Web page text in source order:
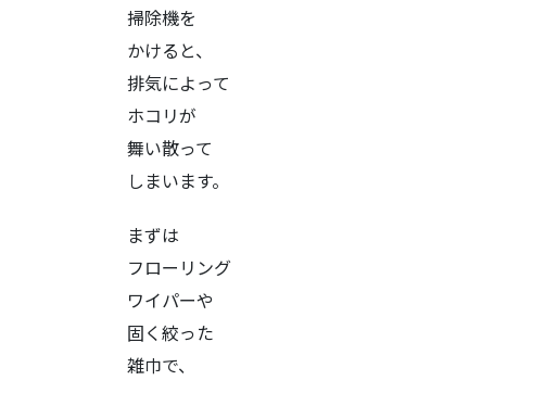
掃除機を
かけると、
排気によって
ホコリが
舞い散って
しまいます。
まずは
フローリング
ワイパーや
固く絞った
雑巾で、